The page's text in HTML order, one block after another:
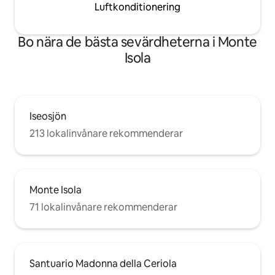
Luftkonditionering
Bo nära de bästa sevärdheterna i Monte
Isola
Iseosjön
213 lokalinvånare rekommenderar
Monte Isola
71 lokalinvånare rekommenderar
Santuario Madonna della Ceriola